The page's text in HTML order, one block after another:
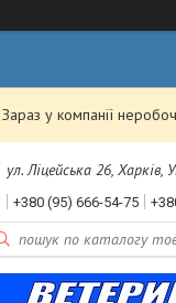
Зараз у компанії
ул. Ліцейська 26, Харків,
+380 (95) 666-54-75